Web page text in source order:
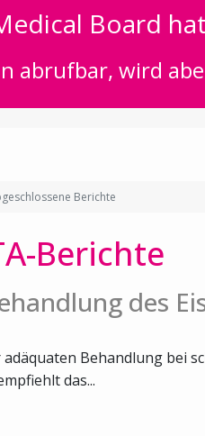
Board
abrufbar, wird
Berichte
Berichte
des
Behandlung bei
das...